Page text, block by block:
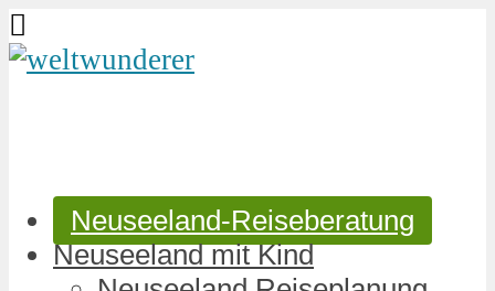
Neuseeland-Reiseberatung
Neuseeland mit Kind